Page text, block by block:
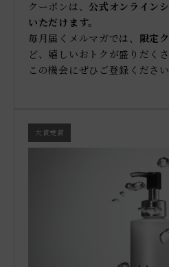
クーポンは、 公式オンライン
いただけます。
毎月届くメルマガでは、 限定
ど、嬉しいおトクが盛りだくさ
この機会にぜひご登録ください
大賞受賞